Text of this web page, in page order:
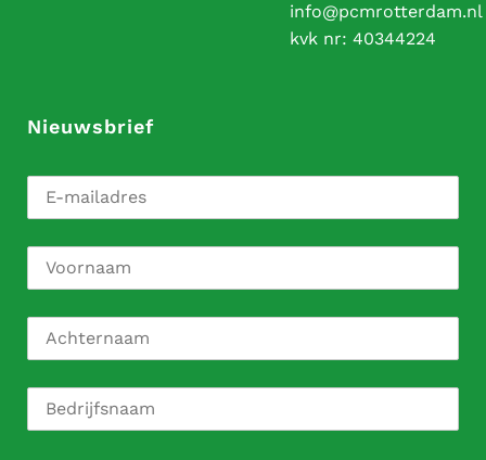
info@pcmrotterdam.nl
kvk nr: 40344224
Nieuwsbrief